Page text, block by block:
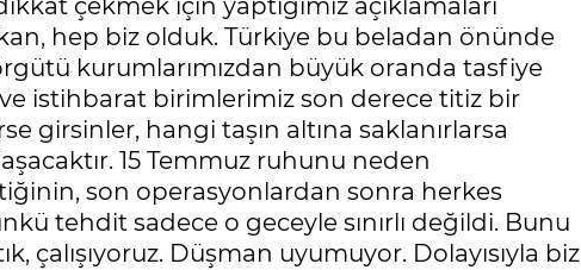
çekmek için yaptığımız açıklamaları
hep biz olduk. Türkiye bu beladan önünde
kurumlarımızdan büyük oranda tasfiye
ve istihbarat birimlerimiz son derece titiz bir
girsinler, hangi taşın altına saklanırlarsa
15 Temmuz ruhunu neden
son operasyonlardan sonra herkes
tehdit sadece o geceyle sınırlı değildi. Bunu
çalışıyoruz. Düşman uyumuyor. Dolayısıyla biz